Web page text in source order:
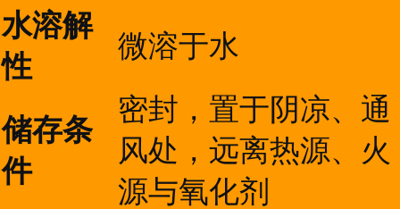
水溶解
性
微溶于水
储存条
件
密封，置于阴凉、通
风处，远离热源、火
源与氧化剂